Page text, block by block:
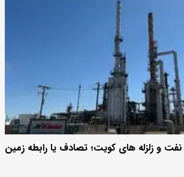
و زلزله های کویت؛ تصادف یا رابطه زمین